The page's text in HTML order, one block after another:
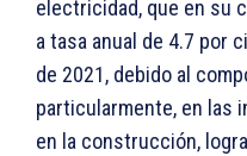
electricidad, que en su
a tasa anual de 4.7 por
de 2021, debido al
particularmente, en las
en la construcción,